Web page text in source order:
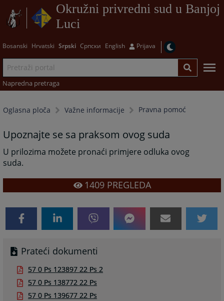
Okružni privredni sud u Banjoj
Luci
Bosanski Hrvatski Srpski Српски English Prijava
Napredna pretraga
Oglasna ploča Važne informacije Pravna pomoć
Upoznajte se sa praksom ovog suda
U prilozima možete pronaći primjere odluka ovog
suda.
1409PREGLEDA
Prateći dokumenti
57 0 Ps 123897 22 Ps 2
57 0 Ps 138772 22 Ps
57 0 Ps 139677 22 Ps